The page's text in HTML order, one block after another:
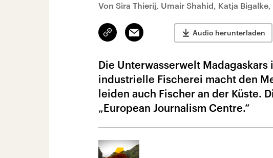
Von Sira Thierij, Umair Shahid, Katja
Link
kopieren/teilen
Email Audio herunterladen
Die Unterwasserwelt
industrielle Fischerei macht den
leiden auch Fischer an der Küste.
„European Journalism Centre.“